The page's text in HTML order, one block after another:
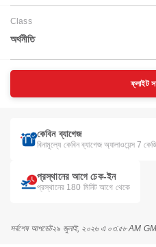
Class
অর্থনীতি
ফ্লাইট
কেবিন ব্যাগেজ
বিনামূল্যে কেবিন ব্যাগেজ অ্যালাওয়েন্স 7
প্রস্থানের আগে চেক-ইন
প্রস্থানের 180 মিনিট আগে থেকে
সর্বশেষ আপডেট২৯ জুলাই, ২০২৬ এ ০৩:৫৮ AM